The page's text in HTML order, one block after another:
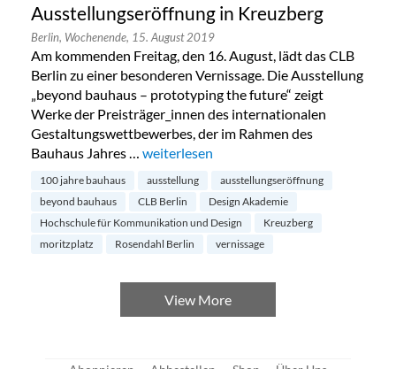
Ausstellungseröffnung in Kreuzberg
Berlin, Wochenende, 15. August 2019
Am kommenden Freitag, den 16. August, lädt das CLB
Berlin zu einer besonderen Vernissage. Die Ausstellung
„beyond bauhaus – prototyping the future“ zeigt
Werke der Preisträger_innen des internationalen
Gestaltungswettbewerbes, der im Rahmen des
Bauhaus Jahres … „Beyond Bauhaus –
weiterlesen
100 jahre bauhaus ausstellung
ausstellungseröffnung
beyond bauhaus
CLB Berlin
Design Akademie
Hochschule für Kommunikation und Design
Kreuzberg
moritzplatz
Rosendahl Berlin vernissage
View More